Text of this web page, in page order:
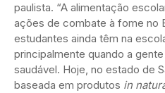
paulista. “A alimentação
ações de combate à fome no
estudantes ainda têm na
principalmente quando a
saudável. Hoje, no estado de
baseada em produtos in